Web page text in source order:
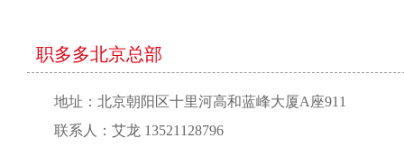
职多多北京总部
地址：北京朝阳区十里河高和蓝峰大厦A座911
联系人：艾龙 13521128796